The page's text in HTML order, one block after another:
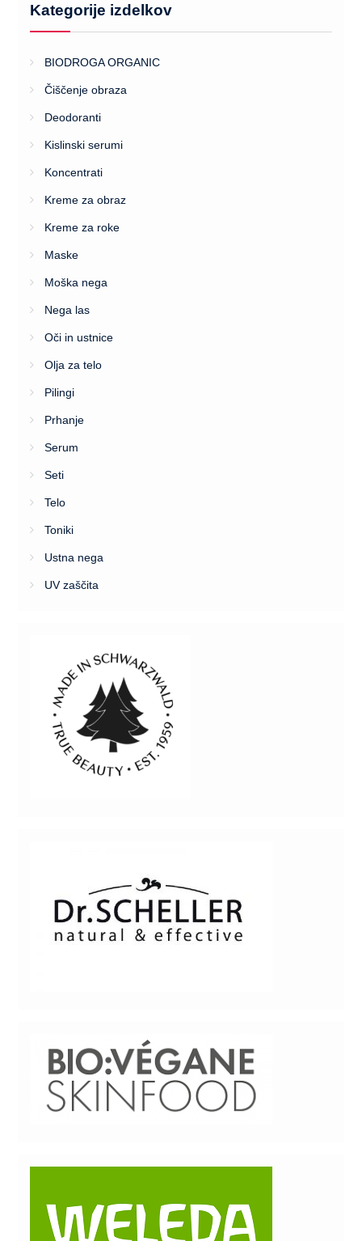
Kategorije izdelkov
BIODROGA ORGANIC
Čiščenje obraza
Deodoranti
Kislinski serumi
Koncentrati
Kreme za obraz
Kreme za roke
Maske
Moška nega
Nega las
Oči in ustnice
Olja za telo
Pilingi
Prhanje
Serum
Seti
Telo
Toniki
Ustna nega
UV zaščita